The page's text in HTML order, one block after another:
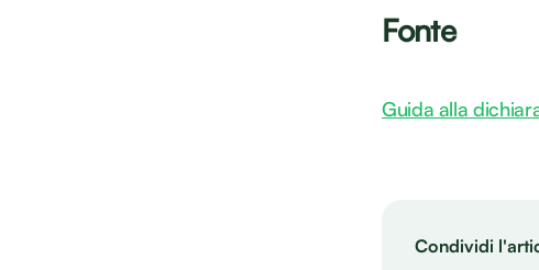
Fonte
Guida alla
Condividi